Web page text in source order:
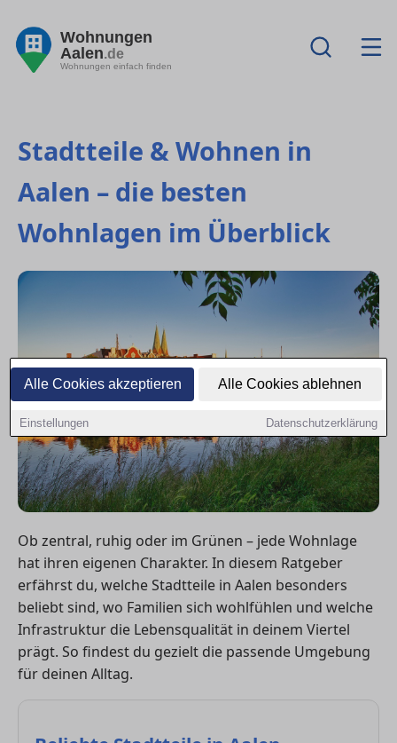
Alle Cookies akzeptieren Alle Cookies ablehnen
Einstellungen Datenschutzerklärung
Wohnungen
Aalen.de
Wohnungen einfach finden
Stadtteile & Wohnen in
Aalen – die besten
Wohnlagen im Überblick
Ob zentral, ruhig oder im Grünen – jede Wohnlage
hat ihren eigenen Charakter. In diesem Ratgeber
erfährst du, welche Stadtteile in Aalen besonders
beliebt sind, wo Familien sich wohlfühlen und welche
Infrastruktur die Lebensqualität in deinem Viertel
prägt. So findest du gezielt die passende Umgebung
für deinen Alltag.